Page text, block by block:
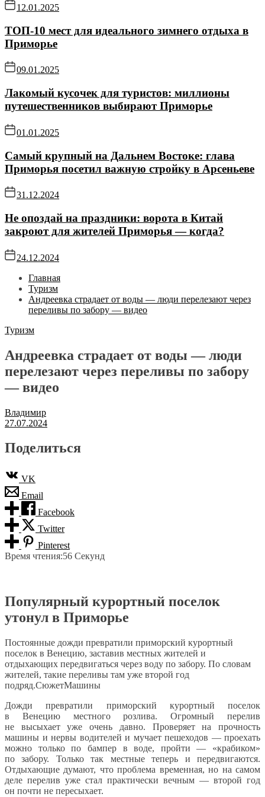
12.01.2025
ТОП-10 мест для идеального зимнего отдыха в
Приморье
09.01.2025
Лакомый кусочек для туристов: миллионы
путешественников выбирают Приморье
01.01.2025
Самый крупный на Дальнем Востоке: глава
Приморья посетил важную стройку в Арсеньеве
31.12.2024
Не опоздай на праздники: ворота в Китай
закроют для жителей Приморья — когда?
24.12.2024
Главная
Туризм
Андреевка страдает от воды — люди перелезают через
переливы по забору — видео
Туризм
Андреевка страдает от воды — люди
перелезают через переливы по забору
— видео
Владимир
27.07.2024
Поделиться
VK
Email
Facebook
Twitter
Pinterest
Время чтения:56 Секунд
Популярный курортный поселок
утонул в Приморье
Постоянные дожди превратили приморский курортный
поселок в Венецию, заставив местных жителей и
отдыхающих передвигаться через воду по забору. По словам
жителей, такие переливы там уже второй год
подряд.СюжетМашины
Дожди превратили приморский курортный поселок
в Венецию местного розлива. Огромный перелив
не высыхает уже очень давно. Проверяет на прочность
машины и нервы водителей и мучает пешеходов — проехать
можно только по бампер в воде, пройти — «крабиком»
по забору. Только так местные теперь и передвигаются.
Отдыхающие думают, что проблема временная, но на самом
деле перелив уже стал практически вечным — второй год
он почти не пересыхает.